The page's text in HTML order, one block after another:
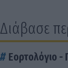
Διάβασε
Εορτολόγιο -